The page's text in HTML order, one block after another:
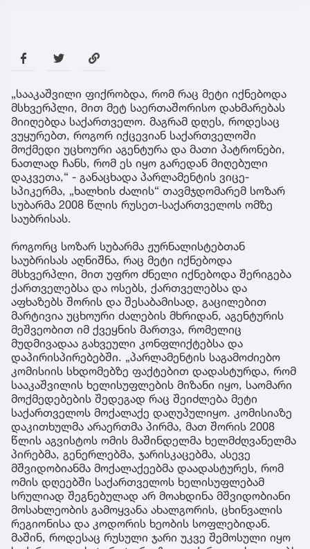
„სააკაშვილი ფიქრობდა, რომ რაც მეტი იქნებოდა
მსხვერპლი, მით მეტ საერთაშორისო დახმარებას
მიიღებდა საქართველო. მაგრამ დღეს, როდესაც
ვუყურებთ, როგორ იქცევიან საქართველოში
მოქმედი უცხოური აგენტურა და მათი პატრონები,
ნათლად ჩანს, რომ ეს იყო გარედან მიღებული
დაკვეთა,“ - განაცხადა პარლამენტის ვიცე-
სპიკერმა, „ხალხის ძალის“ თავმჯდომარემ სოზარ
სუბარმა 2008 წლის რუსეთ-საქართველოს ომზე
საუბრისას.
როგორც სოზარ სუბარმა ჟურნალისტებთან
საუბრისას აღნიშნა, რაც მეტი იქნებოდა
მსხვერპლი, მით უფრო ძნელი იქნებოდა შერიგება
ქართველებსა და ოსებს, ქართველებსა და
აფხაზებს შორის და შესაბამისად, გაცილებით
მარტივია უცხოური ძალების მხრიდან, აგენტურის
მეშვეობით იმ ქვეყნის მართვა, რომელიც
მუდმივადაა გახვეული კონფლიქტებსა და
დაპირისპირებებში. „პარლამენტის საგამოძიებო
კომისიის სხდომებზე ფაქტებით დადასტურდა, რომ
სააკაშვილის ხელისუფლების მიზანი იყო, საომარი
მოქმედებების შედეგად რაც შეიძლება მეტი
საქართველოს მოქალაქე დაღუპულიყო. კომისიაზე
დაკითხულმა არაერთმა პირმა, მათ შორის 2008
წლის აგვისტოს ომის მაშინდელმა ხელმძღვანელმა
პირებმა, გენერლებმა, ჯარისკაცებმა, ასევე
მშვიდობიანმა მოქალაქეებმა დაადასტურეს, რომ
ომის დღეებში საქართველოს ხელისუფლებამ
სრულიად შეგნებულად არ მოახდინა მშვიდობიანი
მოსახლეობის გამოყვანა ახალგორის, ცხინვალის
რეგიონისა და კოდორის ხეობის სოფლებიდან.
მაშინ, როდესაც რუსული ჯარი უკვე შემოსული იყო